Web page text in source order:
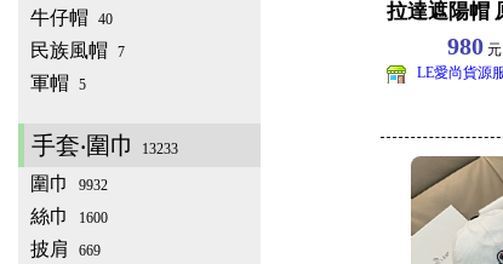
牛仔帽 40
民族風帽 7
軍帽 5
手套‧圍巾 13233
圍巾 9932
絲巾 1600
披肩 669
拉達遮陽帽
球帽批發
980元
LE愛尚貨源